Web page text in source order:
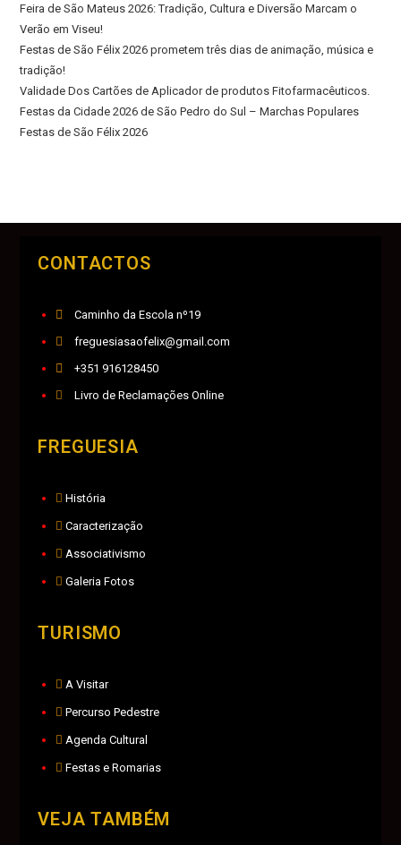
Feira de São Mateus 2026: Tradição, Cultura e Diversão Marcam o
Verão em Viseu!
Festas de São Félix 2026 prometem três dias de animação, música e
tradição!
Validade Dos Cartões de Aplicador de produtos Fitofarmacêuticos.
Festas da Cidade 2026 de São Pedro do Sul – Marchas Populares
Festas de São Félix 2026
CONTACTOS
Caminho da Escola nº19
freguesiasaofelix@gmail.com
+351 916128450
Livro de Reclamações Online
FREGUESIA
História
Caracterização
Associativismo
Galeria Fotos
TURISMO
A Visitar
Percurso Pedestre
Agenda Cultural
Festas e Romarias
VEJA TAMBÉM